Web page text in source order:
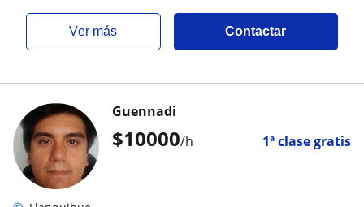
ver más Contactar
$10000/h 1ª clase gratis
Guennadi